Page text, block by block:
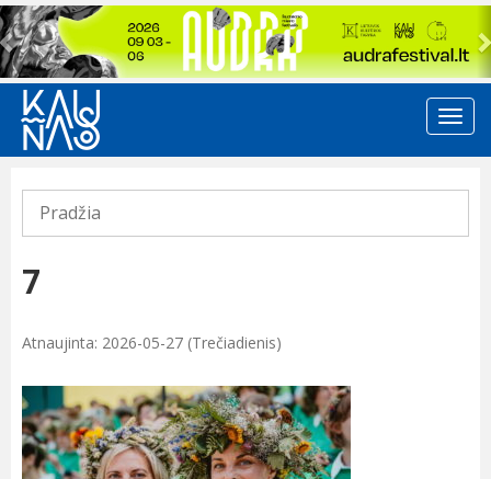
Previous
Pradžia
7
Atnaujinta: 2026-05-27 (Trečiadienis)